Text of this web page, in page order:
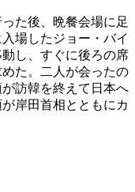
た後、晩餐会場に足
場したジョー・バイ
し、すぐに後ろの席
た。二人が会ったの
訪韓を終えて日本へ
岸田首相とともにカ